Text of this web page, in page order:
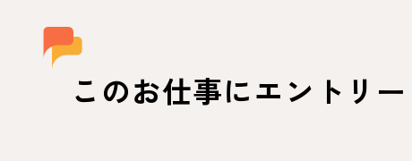
このお仕事にエントリー